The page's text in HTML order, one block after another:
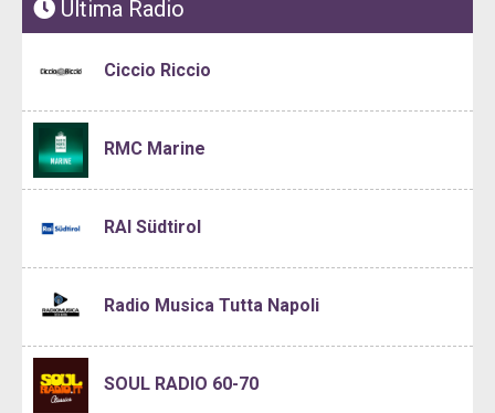
Ultima Radio
Ciccio Riccio
RMC Marine
RAI Südtirol
Radio Musica Tutta Napoli
SOUL RADIO 60-70